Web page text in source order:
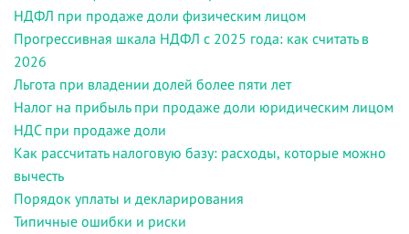
Прямые эфиры
НДФЛ при продаже доли физическим лицом
Прогрессивная шкала НДФЛ с 2025 года: как считать в
2026
Льгота при владении долей более пяти лет
Налог на прибыль при продаже доли юридическим лицом
НДС при продаже доли
Как рассчитать налоговую базу: расходы, которые можно
вычесть
Порядок уплаты и декларирования
Типичные ошибки и риски